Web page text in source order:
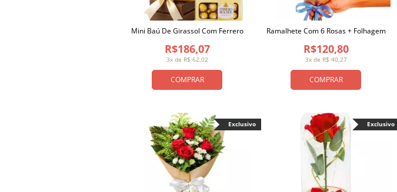
COMPRAR
3x de R$ 62,02
R$186,07
Mini Baú De Girassol Com Ferrero
COMPRAR
3x de R$ 40,27
R$120,80
Ramalhete Com 6 Rosas + Folhagem
Exclusivo Exclusivo